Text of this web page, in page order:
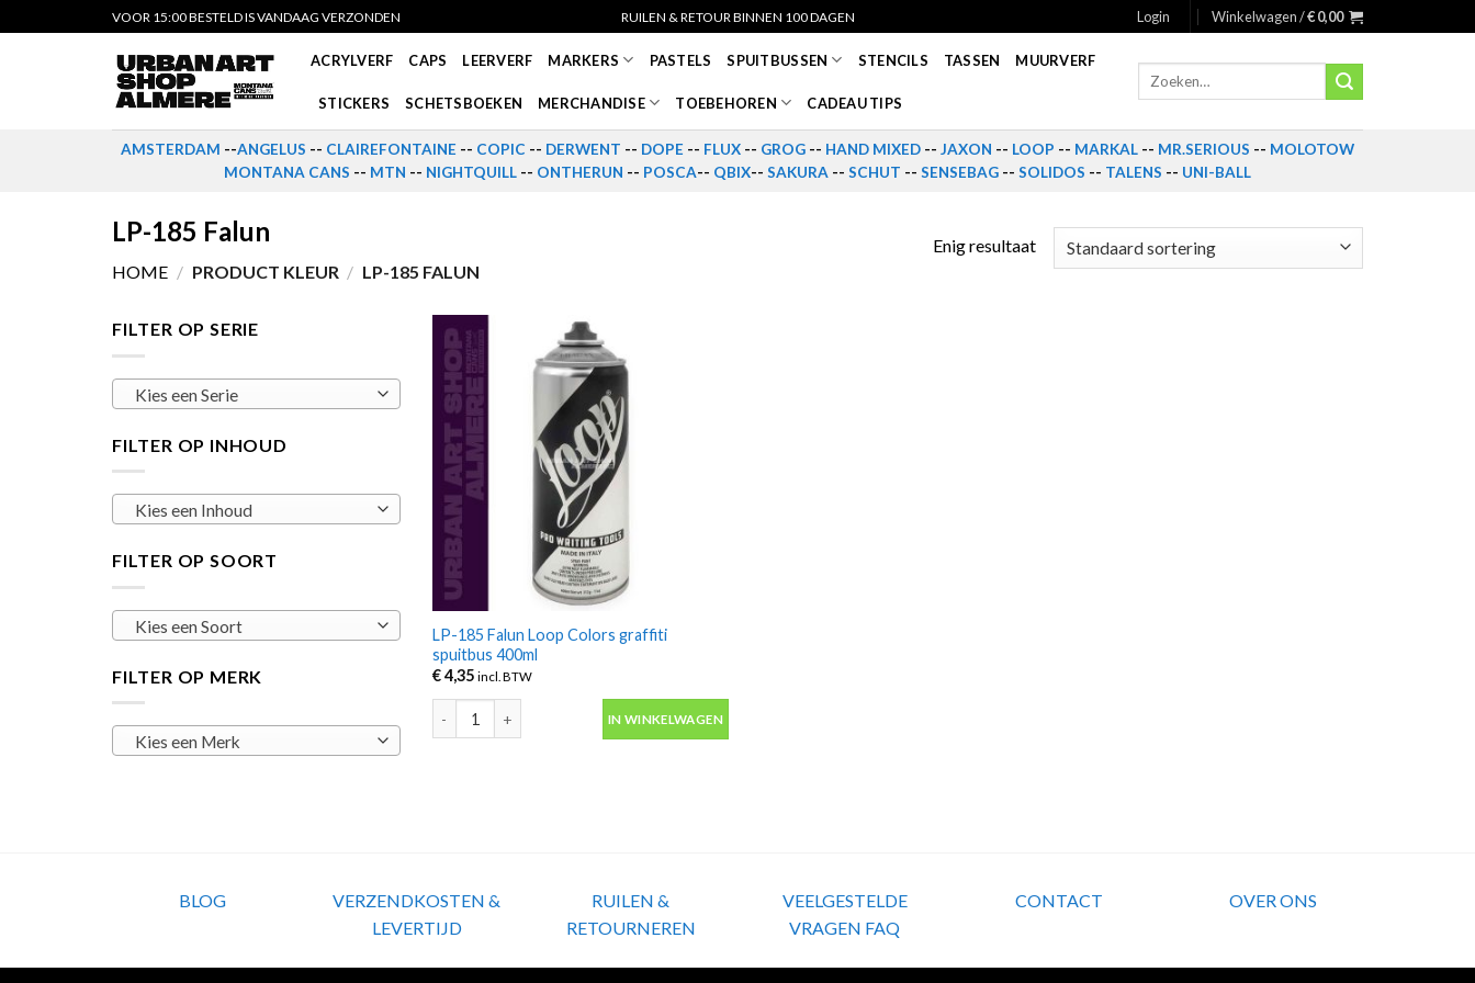
to
VOOR 15:00 BESTELD IS VANDAAG VERZONDEN RUILEN & RETOUR BINNEN 100 DAGEN Login Winkelwagen /€0,00
ACRYLVERF CAPS LEERVERF MARKERS PASTELS SPUITBUSSEN STENCILS TASSEN MUURVERF
STICKERS SCHETSBOEKEN MERCHANDISE TOEBEHOREN CADEAU TIPS
Zoeken
AMSTERDAM --ANGELUS -- CLAIREFONTAINE -- COPIC -- DERWENT -- DOPE -- FLUX -- GROG -- HAND MIXED -- JAXON -- LOOP -- MARKAL -- MR.SERIOUS -- MOLOTOW
MONTANA CANS -- MTN -- NIGHTQUILL -- ONTHERUN -- POSCA-- QBIX-- SAKURA -- SCHUT -- SENSEBAG -- SOLIDOS -- TALENS -- UNI-BALL
LP-185 Falun
HOME / PRODUCT KLEUR / LP-185 FALUN
Enig resultaat
FILTER OP SERIE
Kies een Serie
FILTER OP INHOUD
Kies een Inhoud
FILTER OP SOORT
Kies een Soort
FILTER OP MERK
Kies een Merk
LP-185 Falun Loop Colors graffiti
spuitbus 400ml
€4,35 incl. BTW
IN WINKELWAGEN
BLOG
VERZENDKOSTEN &
LEVERTIJD
RUILEN &
RETOURNEREN
VEELGESTELDE
VRAGEN FAQ
CONTACT OVER ONS